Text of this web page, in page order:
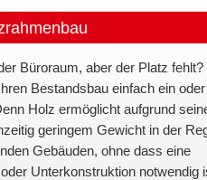
Büroraum, aber der Platz fehlt?
Bestandsbau einfach ein oder
Holz ermöglicht aufgrund
geringem Gewicht in der
Gebäuden, ohne dass eine
Unterkonstruktion notwendig